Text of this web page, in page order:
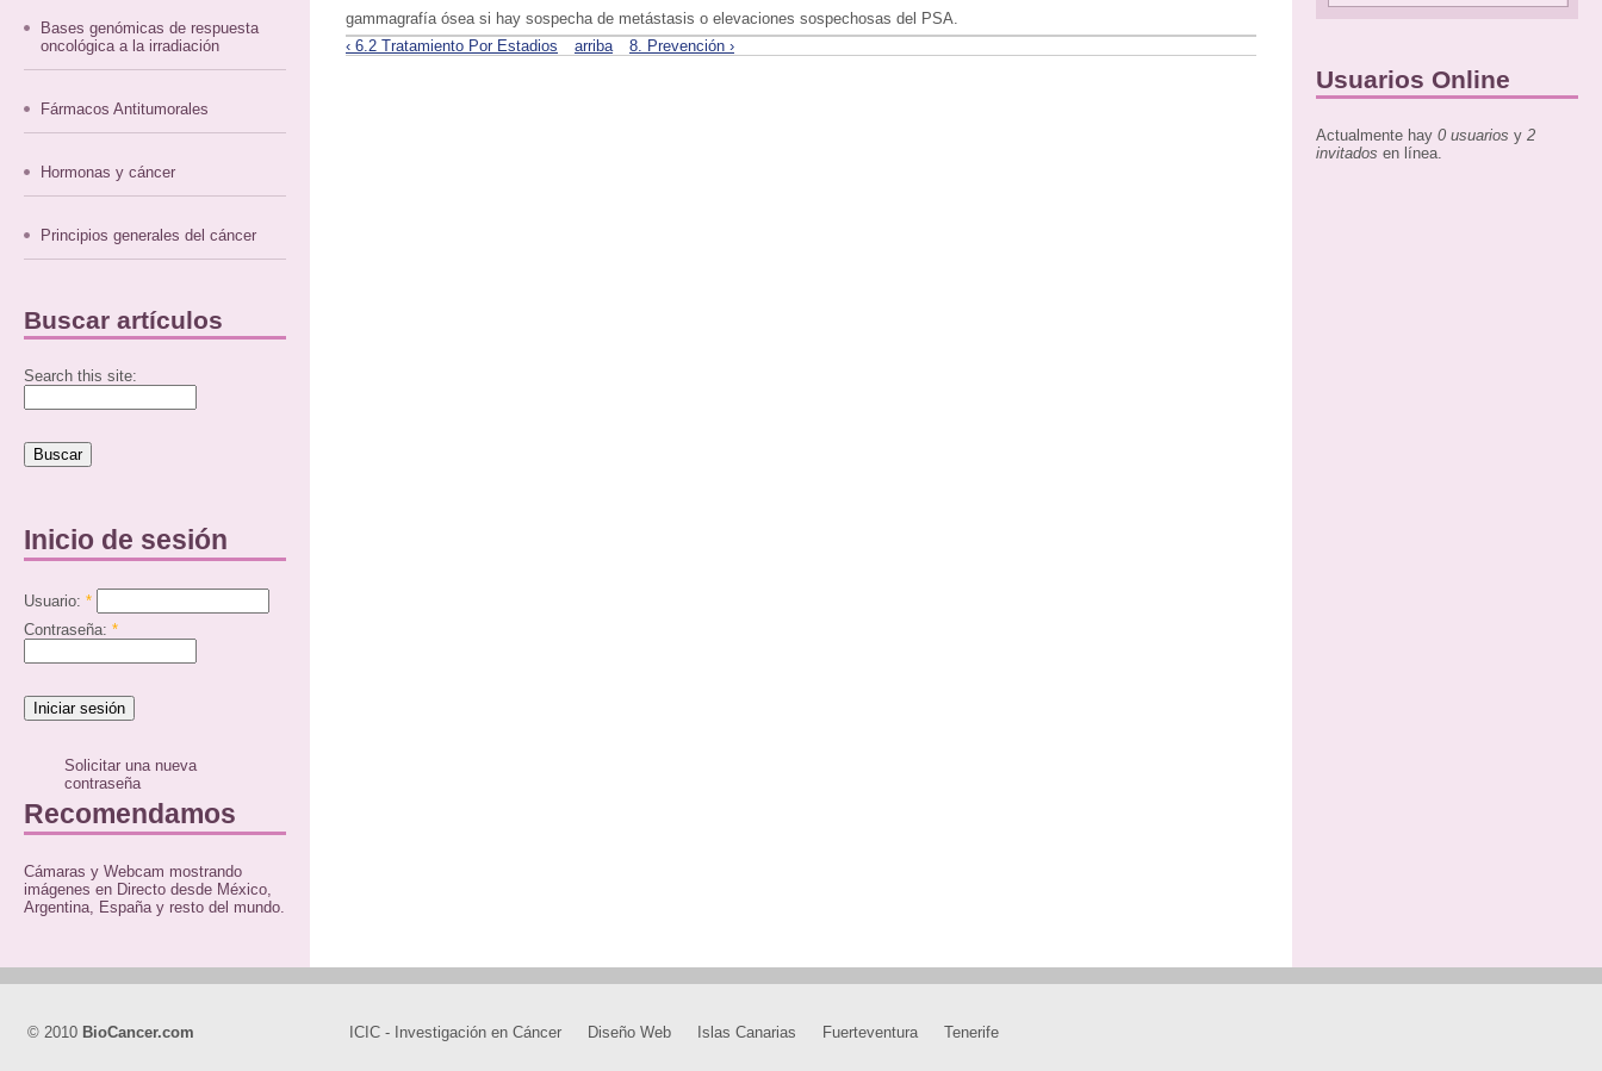
Bases genómicas de respuesta
oncológica a la irradiación
Fármacos Antitumorales
Hormonas y cáncer
Principios generales del cáncer
Buscar artículos
Search this site:
Inicio de sesión
Usuario: *
Contraseña: *
Solicitar una nueva
contraseña
Recomendamos
Cámaras y Webcam mostrando
imágenes en Directo desde México,
Argentina, España y resto del mundo.
Usuarios Online
Actualmente hay 0 usuarios y 2
invitados en línea.
gammagrafía ósea si hay sospecha de metástasis o elevaciones sospechosas del PSA.
‹ 6.2 Tratamiento Por Estadios
arriba 8. Prevención ›
© 2010 BioCancer.com ICIC - Investigación en Cáncer Diseño Web Islas Canarias Fuerteventura Tenerife